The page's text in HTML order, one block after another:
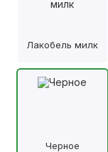
Лакобель милк
Черное